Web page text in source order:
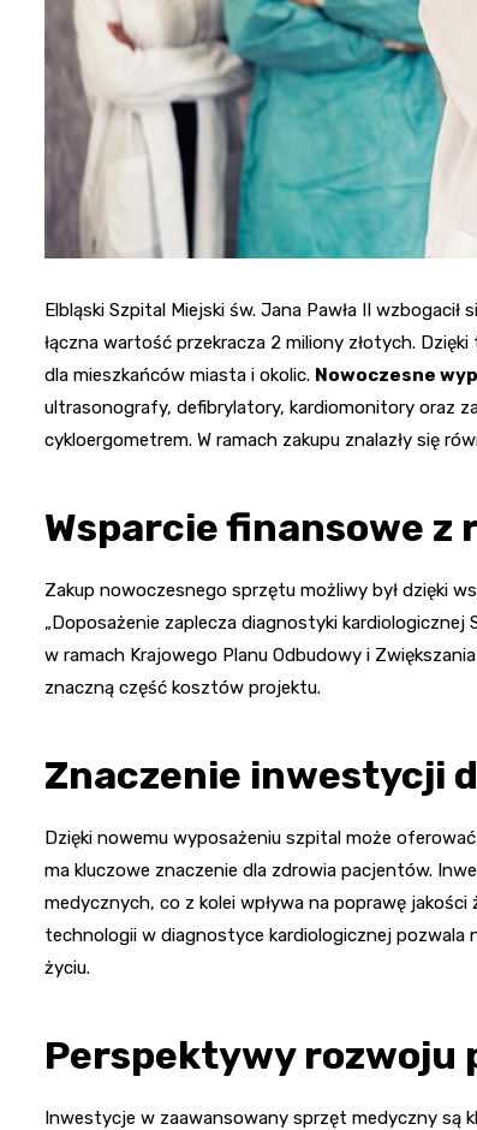
Elbląski Szpital Miejski św. Jana Pawła II
łączna wartość przekracza 2 miliony złotych.
dla mieszkańców miasta i okolic. Nowoczesne
ultrasonografy, defibrylatory, kardiomonitory oraz
cykloergometrem. W ramach zakupu znalazły się
Wsparcie finansowe z
Zakup nowoczesnego sprzętu możliwy był dzięki
„Doposażenie zaplecza diagnostyki kardiologicznej
w ramach Krajowego Planu Odbudowy i
znaczną część kosztów projektu.
Znaczenie inwestycji
Dzięki nowemu wyposażeniu szpital może
ma kluczowe znaczenie dla zdrowia pacjentów.
medycznych, co z kolei wpływa na poprawę
technologii w diagnostyce kardiologicznej pozwala
życiu.
Perspektywy rozwoju
Inwestycje w zaawansowany sprzęt medyczny są